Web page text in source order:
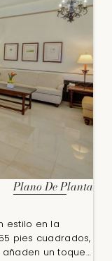
Plano De Planta
estilo en la
pies cuadrados,
un toque